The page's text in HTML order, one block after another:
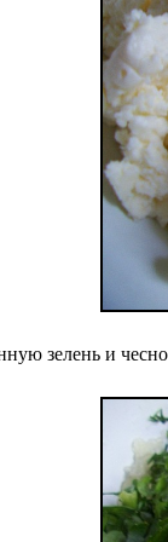
зелень и